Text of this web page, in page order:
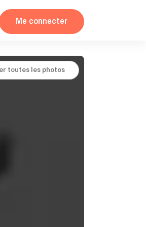
Me connecter
toutes les photos